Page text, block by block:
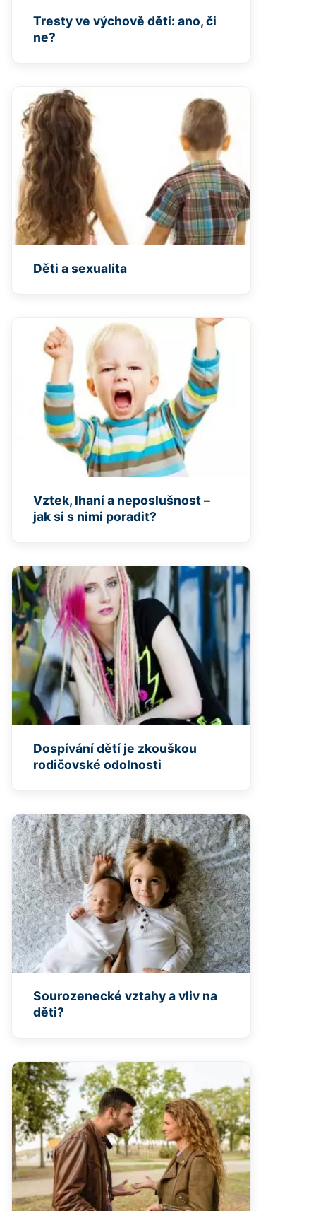
Tresty ve výchově dětí: ano, či
ne?
Děti a sexualita
Vztek, lhaní a neposlušnost –
jak si s nimi poradit?
Dospívání dětí je zkouškou
rodičovské odolnosti
Sourozenecké vztahy a vliv na
děti?